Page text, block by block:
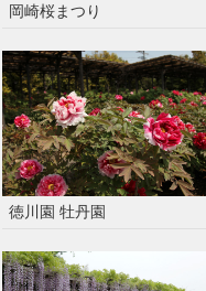
岡崎桜まつり
徳川園 牡丹園